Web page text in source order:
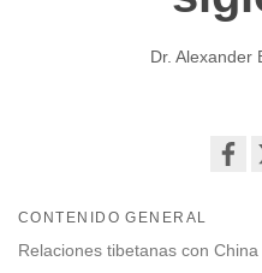
Dr. Alexander
CONTENIDO GENERAL
Relaciones tibetanas con China